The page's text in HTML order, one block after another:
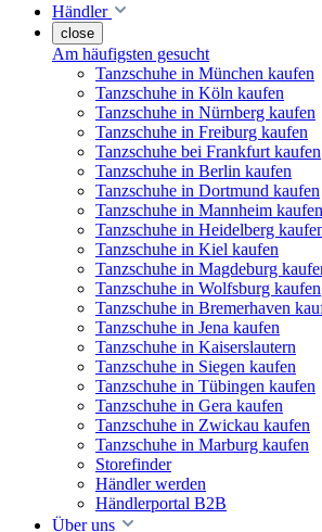
Händler
close
Am häufigsten gesucht
Tanzschuhe in München kaufen
Tanzschuhe in Köln kaufen
Tanzschuhe in Nürnberg kaufen
Tanzschuhe in Freiburg kaufen
Tanzschuhe bei Frankfurt kaufen
Tanzschuhe in Berlin kaufen
Tanzschuhe in Dortmund kaufen
Tanzschuhe in Mannheim kaufen
Tanzschuhe in Heidelberg
Tanzschuhe in Kiel kaufen
Tanzschuhe in Magdeburg
Tanzschuhe in Wolfsburg kaufen
Tanzschuhe in Bremerhaven
Tanzschuhe in Jena kaufen
Tanzschuhe in Kaiserslautern
Tanzschuhe in Siegen kaufen
Tanzschuhe in Tübingen kaufen
Tanzschuhe in Gera kaufen
Tanzschuhe in Zwickau kaufen
Tanzschuhe in Marburg kaufen
Storefinder
Händler werden
Händlerportal B2B
Über uns